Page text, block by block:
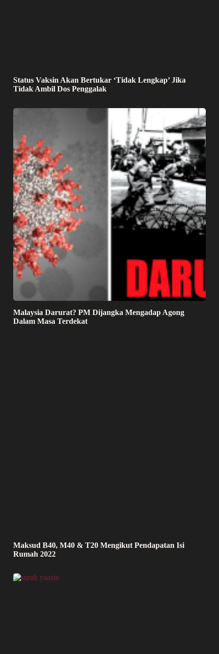
Status Vaksin Akan Bertukar ‘Tidak Lengkap’ Jika
Tidak Ambil Dos Penggalak
Malaysia Darurat? PM Dijangka Mengadap Agong
Dalam Masa Terdekat
Maksud B40, M40 & T20 Mengikut Pendapatan Isi
Rumah 2022